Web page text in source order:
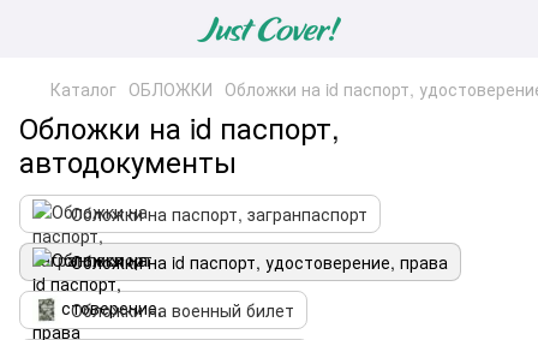
Каталог ОБЛОЖКИ Обложки на id паспорт,
Обложки на id паспорт,
автодокументы
Обложки на паспорт, загранпаспорт
Обложки на id паспорт, удостоверение, права
Обложки на военный билет